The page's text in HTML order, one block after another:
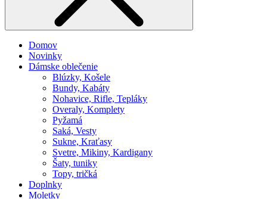
Domov
Novinky
Dámske oblečenie
Blúzky, Košele
Bundy, Kabáty
Nohavice, Rifle, Tepláky
Overaly, Komplety
Pyžamá
Saká, Vesty
Sukne, Kraťasy
Svetre, Mikiny, Kardigany
Šaty, tuniky
Topy, tričká
Doplnky
Moletky